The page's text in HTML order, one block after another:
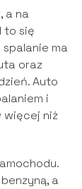
a na
to się
spalanie ma
oraz
Auto
i
więcej niż
a